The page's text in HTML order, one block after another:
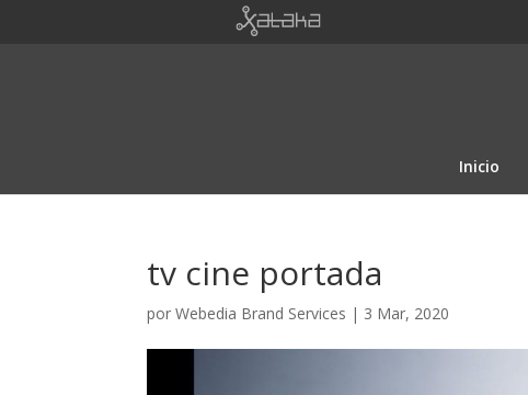
Inicio
tv cine portada
porWebedia Brand Services | 3 Mar, 2020